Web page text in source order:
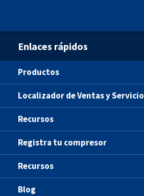
Enlaces rápidos
Productos
Localizador de Ventas y Servicio
Recursos
Registra tu compresor
Recursos
Blog